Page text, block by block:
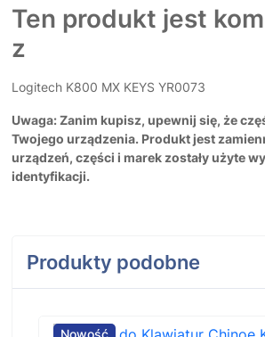
Ten produkt jest
z
Logitech K800 MX KEYS YR0073
Uwaga: Zanim kupisz, upewnij się, że
Twojego urządzenia. Produkt jest
urządzeń, części i marek zostały użyte
identyfikacji.
Produkty podobne